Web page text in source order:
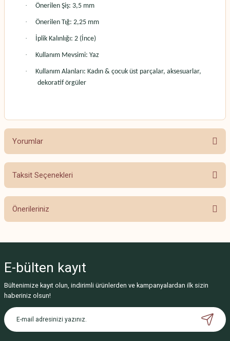
· Önerilen Şiş: 3,5 mm
· Önerilen Tığ: 2,25 mm
· İplik Kalınlığı: 2 (İnce)
· Kullanım Mevsimi: Yaz
·
Kullanım Alanları: Kadın & çocuk üst parçalar, aksesuarlar,
dekoratif örgüler
Yorumlar
Bu ürüne ilk yorumu siz yapın!
Taksit Seçenekleri
Önerileriniz
Görüş ve önerileriniz için teşekkür ederiz.
Ürün resmi kalitesiz, bozuk veya görüntülenemiyor.
Ürün açıklamasında eksik bilgiler bulunuyor.
Ürün bilgilerinde hatalar bulunuyor.
E-bülten kayıt
Bültenimize kayıt olun, indirimli ürünlerden ve kampanyalardan ilk sizin
haberiniz olsun!